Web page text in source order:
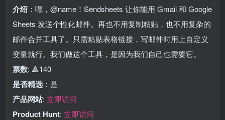
介绍 ：嘿，@name！Sendsheets 让你能用 Gmail 和 Google
Sheets 发送个性化邮件。再也不用复制粘贴，也不用复杂的
邮件合并工具了。只需粘贴表格链接，写邮件时用上自定义
变量就行。我们做这个工具，是因为我们自己也需要它。
票数: 🔺140
是否精选 ：是
产品网站: 立即访问
Product Hunt: 立即访问